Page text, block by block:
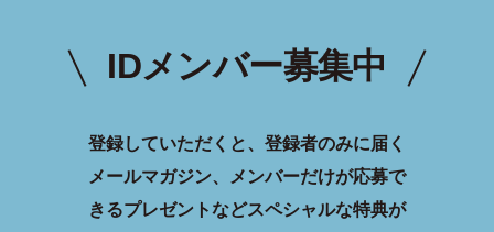
IDメンバー募集中
登録していただくと、登録者のみに届く
メールマガジン、メンバーだけが応募で
きるプレゼントなどスペシャルな特典が